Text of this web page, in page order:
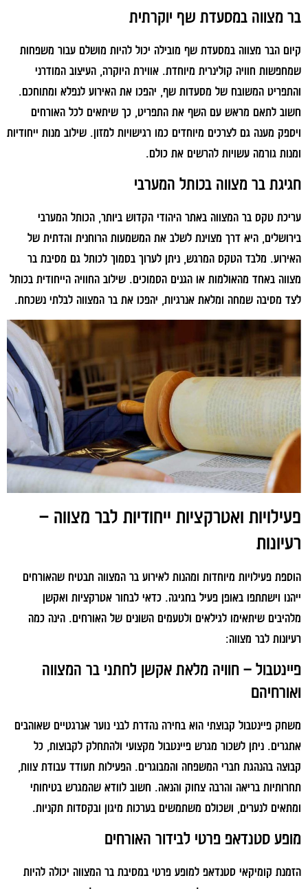
בר מצווה במסעדת שף יוקרתית
קיום הבר מצווה במסעדת שף מובילה יכול להיות מושלם עבור משפחות
שמחפשות חוויה קולינרית מיוחדת. אווירת היוקרה, העיצוב המודרני
והתפריט המשובח של מסעדות שף, יהפכו את האירוע לנפלא ומתוחכם.
חשוב לתאם מראש עם השף את התפריט, כך שיתאים לכל האורחים
ויספק מענה גם לצרכים מיוחדים כמו רגישויות למזון. שילוב מנות ייחודיות
ומנות גורמה עשויות להרשים את כולם.
חגיגת בר מצווה בכותל המערבי
עריכת טקס בר המצווה באתר היהודי הקדוש ביותר, הכותל המערבי
בירושלים, היא דרך מצוינת לשלב את המשמעות הרוחנית והדתית של
האירוע. מלבד הטקס המרגש, ניתן לערוך בסמוך לכותל גם מסיבת בר
מצווה באחד מהאולמות או הגנים הסמוכים. שילוב החוויה הייחודית בכותל
לצד מסיבה שמחה ומלאת אנרגיות, יהפכו את בר המצווה לבלתי נשכחת.
פעילויות ואטרקציות ייחודיות לבר מצווה –
רעיונות
הוספת פעילויות מיוחדות ומהנות לאירוע בר המצווה תבטיח שהאורחים
ייהנו וישתתפו באופן פעיל בחגיגה. כדאי לבחור אטרקציות ואקשן
מלהיבים שיתאימו לגילאים ולטעמים השונים של האורחים. הינה כמה
רעיונות לבר מצווה:
פיינטבול – חוויה מלאת אקשן לחתני בר המצווה
ואורחיהם
משחק פיינטבול קבוצתי הוא בחירה נהדרת לבני נוער אנרגטיים שאוהבים
אתגרים. ניתן לשכור מגרש פיינטבול מקצועי ולהתחלק לקבוצות, כל
קבוצה בהנהגת חברי המשפחה והמבוגרים. הפעילות תעודד עבודת צוות,
תחרותיות בריאה והרבה צחוק והנאה. חשוב לוודא שהמגרש בטיחותי
ומתאים לנערים, ושכולם משתמשים בערכות מיגון ובקסדות תקניות.
מופע סטנדאפ פרטי לבידור האורחים
הזמנת קומיקאי סטנדאפ למופע פרטי במסיבת בר המצווה יכולה להיות